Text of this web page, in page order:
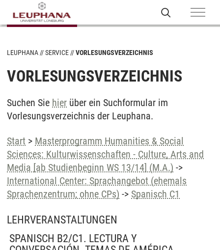
LEUPHANA SERVICE VORLESUNGSVERZEICHNIS
VORLESUNGSVERZEICHNIS
Suchen Sie hier über ein Suchformular im
Vorlesungsverzeichnis der Leuphana.
Start > Masterprogramm Humanities & Social
Sciences: Kulturwissenschaften - Culture, Arts and
Media [ab Studienbeginn WS 13/14] (M.A.) ->
International Center: Sprachangebot (ehemals
Sprachenzentrum; ohne CPs) -> Spanisch C1
LEHRVERANSTALTUNGEN
SPANISCH B2/C1. LECTURA Y